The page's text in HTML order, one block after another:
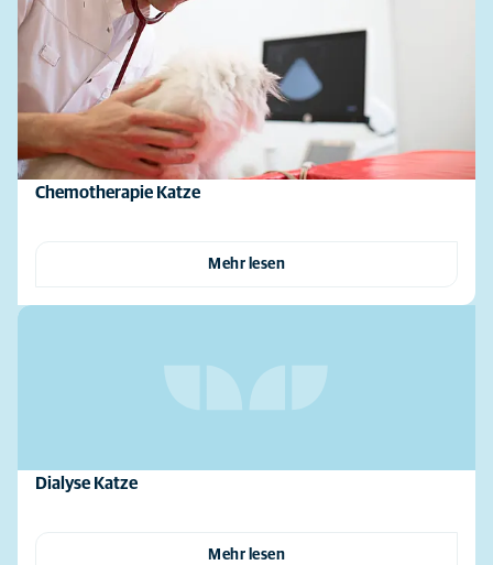
Chemotherapie Katze
Mehr lesen
Dialyse Katze
Mehr lesen